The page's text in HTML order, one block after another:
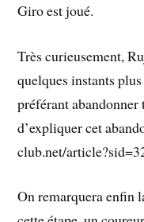
Giro est joué.
Très curieusement,
quelques instants
préférant
d’expliquer cet
club.net/
On remarquera enfin